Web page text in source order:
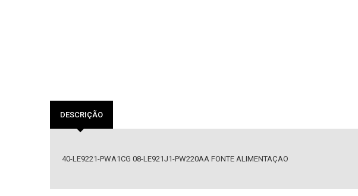
DESCRIÇÃO
40-LE9221-PWA1CG 08-LE921J1-PW220AA FONTE ALIMENTAÇAO